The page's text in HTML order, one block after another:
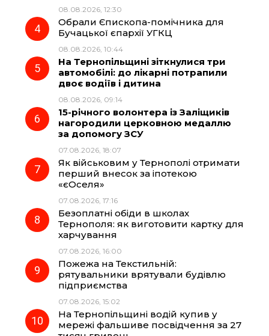
08.08.2026, 12:30
Обрали Єпископа-помічника для
Бучацької єпархії УГКЦ
08.08.2026, 10:44
На Тернопільщині зіткнулися три
автомобілі: до лікарні потрапили
двоє водіїв і дитина
08.08.2026, 09:14
15-річного волонтера із Заліщиків
нагородили церковною медаллю
за допомогу ЗСУ
07.08.2026, 18:07
Як військовим у Тернополі отримати
перший внесок за іпотекою
«єОселя»
07.08.2026, 17:16
Безоплатні обіди в школах
Тернополя: як виготовити картку для
харчування
07.08.2026, 16:00
Пожежа на Текстильній:
рятувальники врятували будівлю
підприємства
07.08.2026, 15:02
На Тернопільщині водій купив у
мережі фальшиве посвідчення за 27